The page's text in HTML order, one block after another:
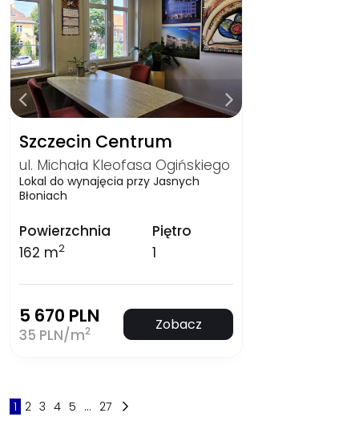
Szczecin Centrum
ul. Michała Kleofasa Ogińskiego
Lokal do wynajęcia przy Jasnych
Błoniach
Powierzchnia
162 m2
Piętro
1
5 670 PLN
35 PLN/m2 Zobacz
1 2 3 4 5 ... 27